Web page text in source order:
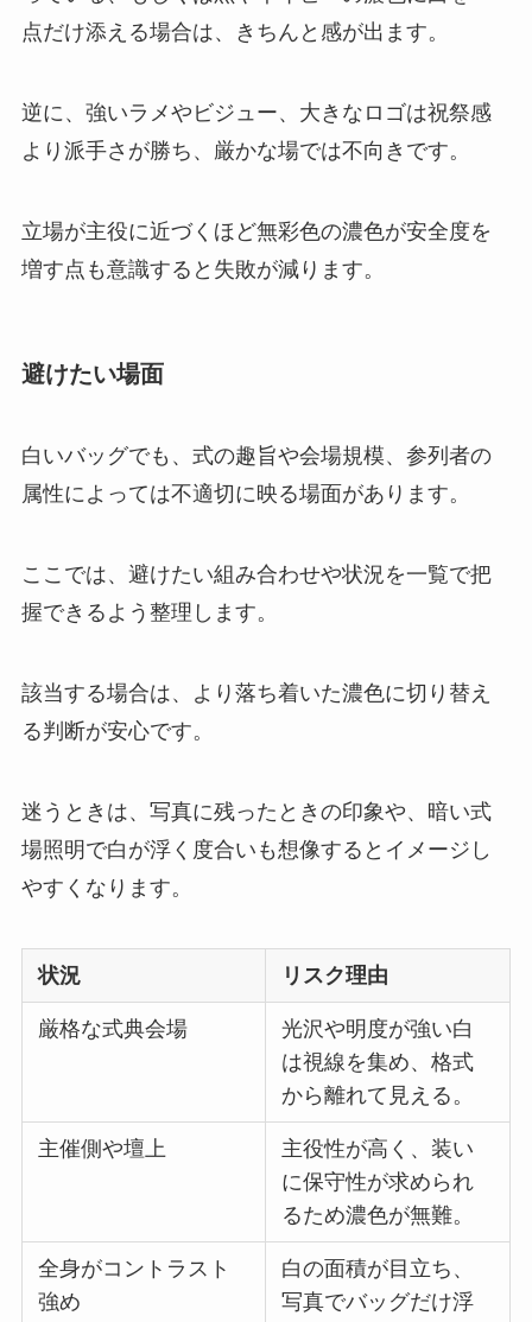
点だけ添える場合は、きちんと感が出ます。
逆に、強いラメやビジュー、大きなロゴは祝祭感
より派手さが勝ち、厳かな場では不向きです。
立場が主役に近づくほど無彩色の濃色が安全度を
増す点も意識すると失敗が減ります。
避けたい場面
白いバッグでも、式の趣旨や会場規模、参列者の
属性によっては不適切に映る場面があります。
ここでは、避けたい組み合わせや状況を一覧で把
握できるよう整理します。
該当する場合は、より落ち着いた濃色に切り替え
る判断が安心です。
迷うときは、写真に残ったときの印象や、暗い式
場照明で白が浮く度合いも想像するとイメージし
やすくなります。
状況 リスク理由
厳格な式典会場
光沢や明度が強い白
は視線を集め、格式
から離れて見える。
主催側や壇上
主役性が高く、装い
に保守性が求められ
るため濃色が無難。
全身がコントラスト
強め
白の面積が目立ち、
写真でバッグだけ浮